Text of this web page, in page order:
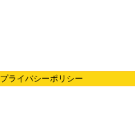
プライバシーポリシー